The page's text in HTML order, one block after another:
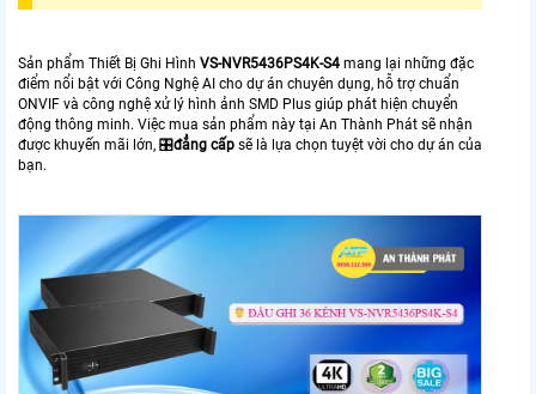
Sản phẩm Thiết Bị Ghi Hình VS-NVR5436PS4K-S4 mang lại những đặc
điểm nổi bật với Công Nghệ AI cho dự án chuyên dụng, hỗ trợ chuẩn
ONVIF và công nghệ xử lý hình ảnh SMD Plus giúp phát hiện chuyển
động thông minh. Việc mua sản phẩm này tại An Thành Phát sẽ nhận
được khuyến mãi lớn, 🎛đẳng cấp sẽ là lựa chọn tuyệt vời cho dự án của
bạn.